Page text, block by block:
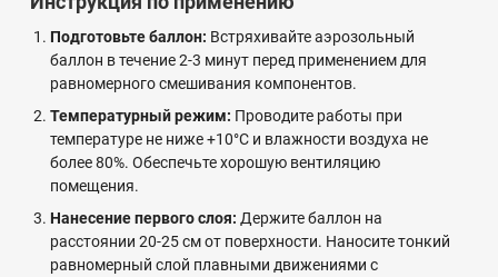
Подготовьте баллон: Встряхивайте аэрозольный
баллон в течение 2-3 минут перед применением для
равномерного смешивания компонентов.
Температурный режим: Проводите работы при
температуре не ниже +10°C и влажности воздуха не
более 80%. Обеспечьте хорошую вентиляцию
помещения.
Нанесение первого слоя: Держите баллон на
расстоянии 20-25 см от поверхности. Наносите тонкий
равномерный слой плавными движениями с